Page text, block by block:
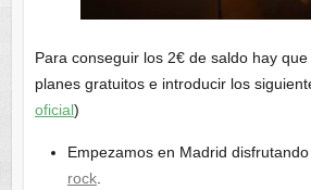
Para conseguir los 2€ de saldo hay
planes gratuitos e introducir los
oficial)
Empezamos en Madrid
rock.